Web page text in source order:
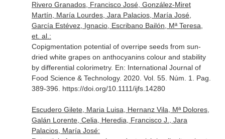
Rivero Granados, Francisco José, González-Miret
Martín, María Lourdes, Jara Palacios, María José,
García Estévez, Ignacio, Escribano Bailón, Mª Teresa,
et. al.:
Copigmentation potential of overripe seeds from sun-
dried white grapes on anthocyanins colour and stability
by differential colorimetry. En: International Journal of
Food Science & Technology. 2020. Vol. 55. Núm. 1. Pag.
389-396. https://doi.org/10.1111/ijfs.14280
Escudero Gilete, Maria Luisa, Hernanz Vila, Mª Dolores,
Galán Lorente, Celia, Heredia, Francisco J., Jara
Palacios, María José: